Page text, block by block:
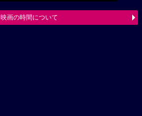
映画の時間について